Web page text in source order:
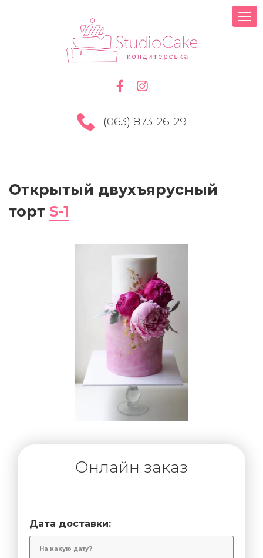
(063) 873-26-29
Открытый двухъярусный
торт S-1
Онлайн заказ
Дата доставки: